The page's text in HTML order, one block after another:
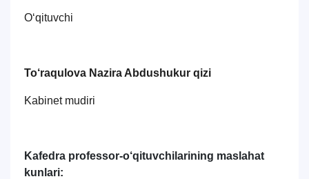
O‘qituvchi
To‘raqulova Nazira Abdushukur qizi
Kabinet mudiri
Kafedra professor-o‘qituvchilarining maslahat
kunlari: